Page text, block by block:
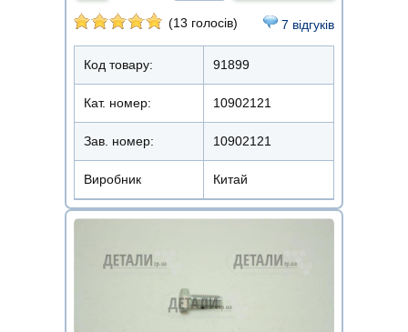
(13 голосів) 7 відгуків
Код товару: 91899
Кат. номер: 10902121
Зав. номер: 10902121
Виробник Китай